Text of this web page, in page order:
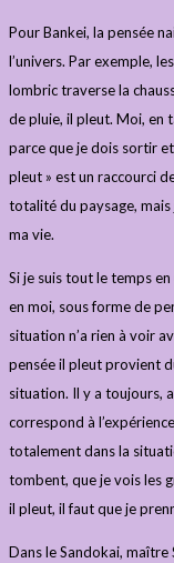
Pour Bankei, la pensée
l’univers. Par exemple,
lombric traverse la
de pluie, il pleut. Moi, en
parce que je dois sortir
pleut » est un raccourci
totalité du paysage, mais
ma vie.
Si je suis tout le temps
en moi, sous forme de
situation n’a rien à voir
pensée il pleut provient
situation. Il y a toujours,
correspond à
totalement dans la
tombent, que je vois les
il pleut, il faut que je
Dans le Sandokai,